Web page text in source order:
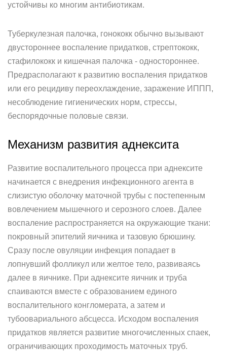
устойчивы ко многим антибиотикам.
Туберкулезная палочка, гонококк обычно вызывают
двустороннее воспаление придатков, стрептококк,
стафилококк и кишечная палочка - одностороннее.
Предрасполагают к развитию воспаления придатков
или его рецидиву переохлаждение, заражение ИППП,
несоблюдение гигиенических норм, стрессы,
беспорядочные половые связи.
Механизм развития аднексита
Развитие воспалительного процесса при аднексите
начинается с внедрения инфекционного агента в
слизистую оболочку маточной трубы с постепенным
вовлечением мышечного и серозного слоев. Далее
воспаление распространяется на окружающие ткани:
покровный эпителий яичника и тазовую брюшину.
Сразу после овуляции инфекция попадает в
лопнувший фолликул или желтое тело, развиваясь
далее в яичнике. При аднексите яичник и труба
спаиваются вместе с образованием единого
воспалительного конгломерата, а затем и
тубоовариального абсцесса. Исходом воспаления
придатков является развитие многочисленных спаек,
ограничивающих проходимость маточных труб.